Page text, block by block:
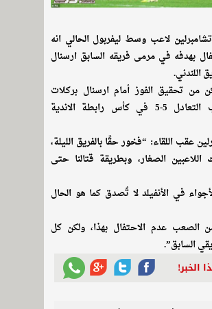
لاعب وسط ليفربول الحالي انه
بهدفه في مرمى فريقه السابق ارسنال
اللندني.
من تحقيق الفوز أمام ارسنال بركلات
الجزاء عقب التعادل 5-5 في كأس رابطة الاندية
عقب اللقاء: “فخور حقًا بالفريق الليلة،
الصغار، وبطريقة قتالنا حتى
في الأنفيلد لا تٌصدق كما هو الحال
الصعب عدم الاحتفال بهذا، ولكن كل
السابق”.
الخبر!